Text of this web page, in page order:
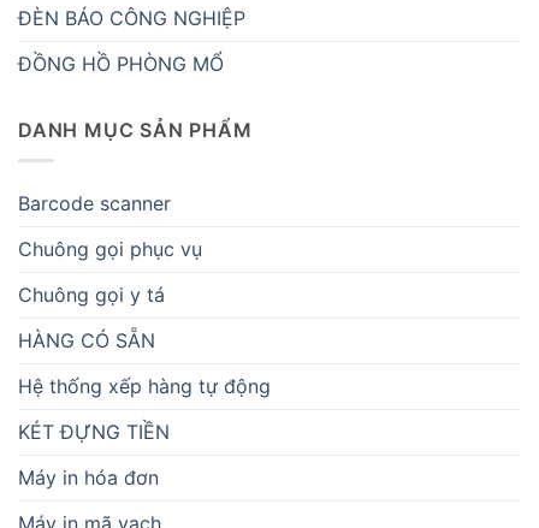
ĐÈN BÁO CÔNG NGHIỆP
ĐỒNG HỒ PHÒNG MỔ
DANH MỤC SẢN PHẨM
Barcode scanner
Chuông gọi phục vụ
Chuông gọi y tá
HÀNG CÓ SẴN
Hệ thống xếp hàng tự động
KÉT ĐỰNG TIỀN
Máy in hóa đơn
Máy in mã vạch